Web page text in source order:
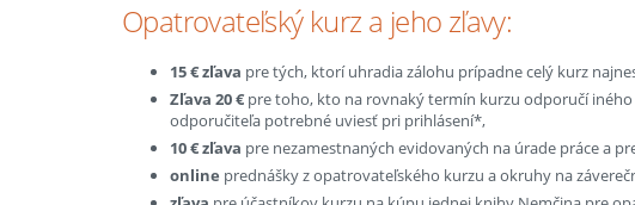
Opatrovateľský kurz a jeho zľavy:
15 € zľava pre tých, ktorí uhradia zálohu prípadne celý kurz
Zľava 20 € pre toho, kto na rovnaký termín kurzu odporučí
odporučiteľa potrebné uviesť pri prihlásení*,
10 € zľava pre nezamestnaných evidovaných na úrade práce a
online prednášky z opatrovateľského kurzu a okruhy na